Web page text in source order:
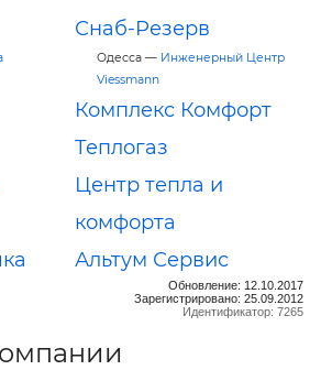
Снаб-Резерв
Одесса — Инженерный Центр
Viessmann
Комплекс Комфорт
Теплогаз
Центр тепла и
комфорта
Альтум Сервис
Обновление: 12.10.2017
Зарегистрировано: 25.09.2012
Идентификатор: 7265